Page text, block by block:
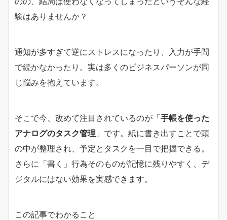
験はありませんか？
通知が多すぎて逆にストレスになったり、入力が手間
で続かなかったり。実は多くのビジネスパーソンが同
じ悩みを抱えています。
そこで今、改めて注目されているのが「手帳を使った
アナログのタスク管理 」です。紙に書き出すことで頭
の中が整理され、予定とタスクを一目で把握できる。
さらに「書く」行為そのものが記憶に残りやすく、デ
ジタルにはない効果を実感できます。
この記事でわかること